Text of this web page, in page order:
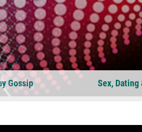
Gossip Sex, Dating